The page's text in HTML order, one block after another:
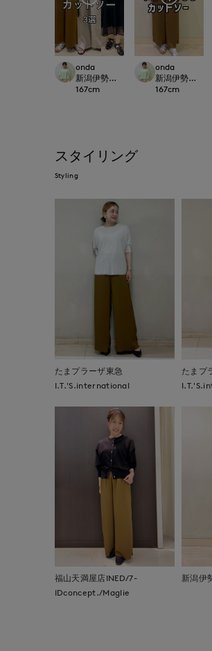
onda
新潟伊勢丹7-IDconcept.
167cm
onda
新潟伊勢丹7-
167cm
スタイリング
Styling
たまプラーザ東急
I.T.'S.international
たまプ
福山天満屋店INED/7-
IDconcept./Maglie
新潟伊